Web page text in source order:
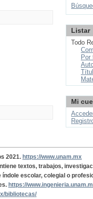
Listar
Todo
Por
Mi
2021. https://www.unam.mx
textos, trabajos,
escolar, colegial o
https://
bibliotecas/